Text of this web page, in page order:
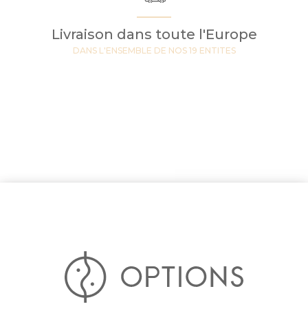
Livraison dans toute l'Europe
DANS L'ENSEMBLE DE NOS 19 ENTITES